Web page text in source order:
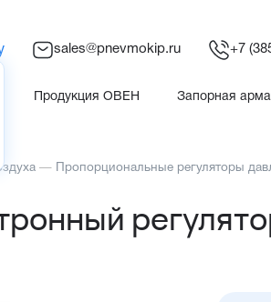
sales@pnevmokip.ru +7
Продукция ОВЕН Запорная
— Пропорциональные регуляторы